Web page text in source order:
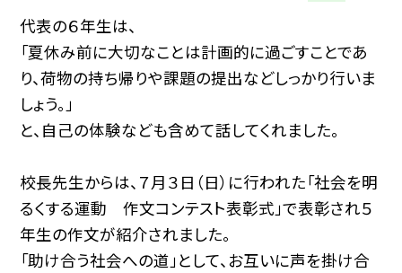
代表の６年生は、
「夏休み前に大切なことは計画的に過ごすことであ
り、荷物の持ち帰りや課題の提出などしっかり行いま
しょう。」
と、自己の体験なども含めて話してくれました。
校長先生からは、７月３日（日）に行われた「社会を明
るくする運動 作文コンテスト表彰式」で表彰され５
年生の作文が紹介されました。
「助け合う社会への道」として、お互いに声を掛け合